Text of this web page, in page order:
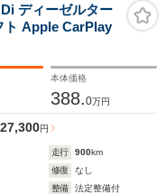
ディーゼルター
Apple CarPlay
本体価格
388.0万円
27,300円
走行 900km
修復
なし
整備
法定整備付